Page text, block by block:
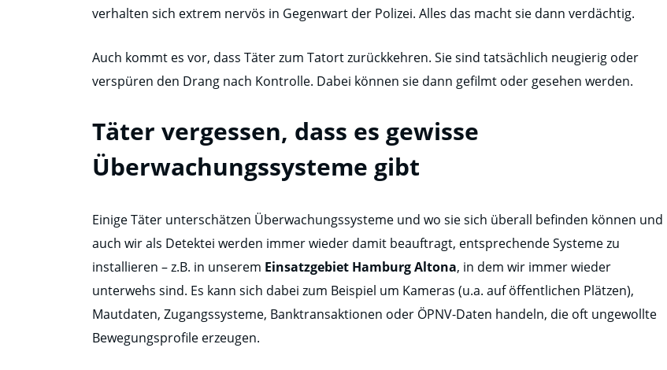
verhalten sich extrem nervös in Gegenwart der Polizei. Alles das macht sie dann verdächtig.
Auch kommt es vor, dass Täter zum Tatort zurückkehren. Sie sind tatsächlich neugierig oder
verspüren den Drang nach Kontrolle. Dabei können sie dann gefilmt oder gesehen werden.
Täter vergessen, dass es gewisse
Überwachungssysteme gibt
Einige Täter unterschätzen Überwachungssysteme und wo sie sich überall befinden können und
auch wir als Detektei werden immer wieder damit beauftragt, entsprechende Systeme zu
installieren – z.B. in unserem Einsatzgebiet Hamburg Altona, in dem wir immer wieder
unterwehs sind. Es kann sich dabei zum Beispiel um Kameras (u.a. auf öffentlichen Plätzen),
Mautdaten, Zugangssysteme, Banktransaktionen oder ÖPNV-Daten handeln, die oft ungewollte
Bewegungsprofile erzeugen.